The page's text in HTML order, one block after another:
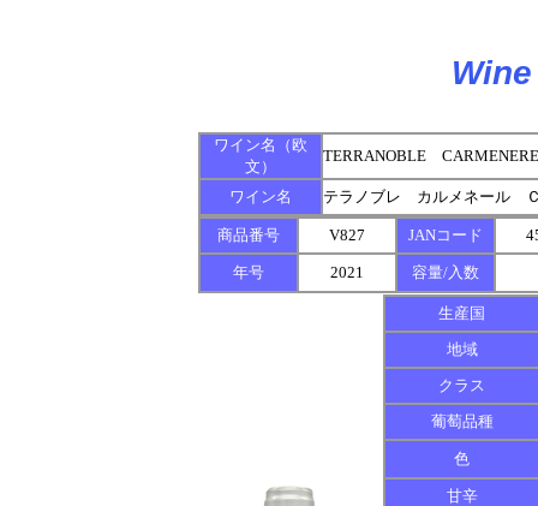
ワイン名（欧
文）
TERRANOBLE CARMENERE
ワイン名 テラノブレ カルメネール
商品番号 V827 JANコード
年号 2021 容量/入数
生産国
地域
クラス
葡萄品種
色
甘辛